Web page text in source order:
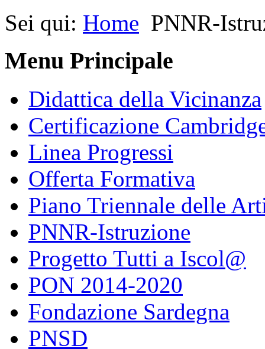
Sei qui: Home PNNR-
Menu Principale
Didattica della Vicinanza
Certificazione
Linea Progressi
Offerta Formativa
Piano Triennale delle
PNNR-Istruzione
Progetto Tutti a Iscol@
PON 2014-2020
Fondazione Sardegna
PNSD